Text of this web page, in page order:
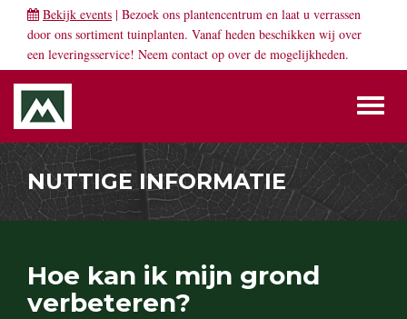
Bekijk events | Bezoek ons plantencentrum en laat u verrassen
door ons sortiment tuinplanten. Vanaf heden beschikken wij over
een leveringsservice! Neem contact op over de mogelijkheden.
NUTTIGE INFORMATIE
Hoe kan ik mijn grond
verbeteren?